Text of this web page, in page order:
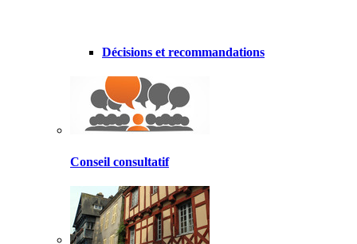
Décisions et recommandations
Conseil consultatif